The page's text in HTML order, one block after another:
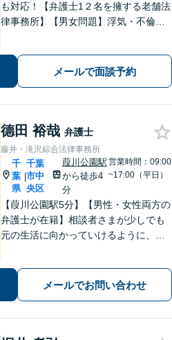
も対応！【弁護士1２名を擁する老舗法
律事務所】【男女問題】浮気・不倫の
【債権回収】売掛金の回収はお任せ
【葭川公園駅5分／千葉中央駅10分】
メールで面談予約
德田 裕哉 弁護士
藤井・滝沢綜合法律事務所
千
葉
県
|
千葉
市中
央区
葭川公園駅
から徒歩4
分
営業時間：09:00
~17:00（平日）
【葭川公園駅5分】【男性・女性両方の
弁護士が在籍】相談者さまが少しでも
元の生活に向かっていけるように、最
で休日・夜間面談可】【完全個室】
メールでお問い合わせ